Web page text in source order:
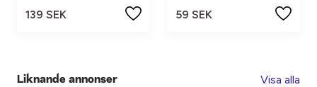
139 SEK
59 SEK
Liknande annonser Visa alla